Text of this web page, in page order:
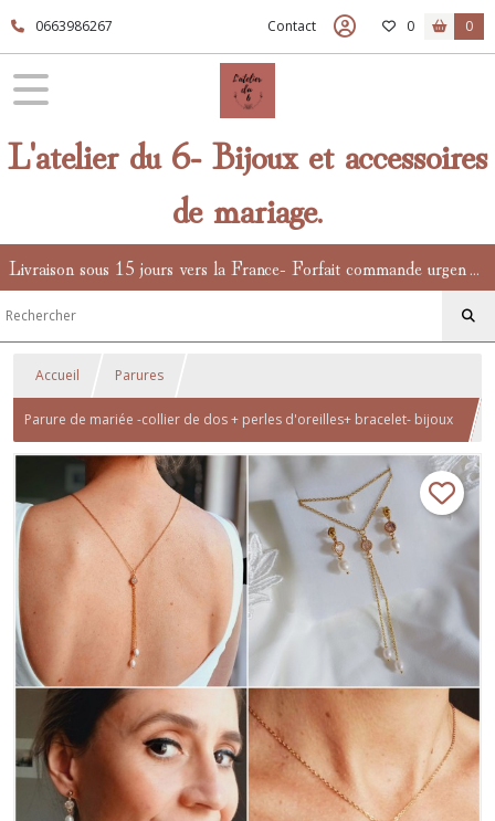
0663986267 Contact 0 0
L'atelier du 6- Bijoux et accessoires
de mariage.
Livraison sous 15 jours vers la France- Forfait commande urgente en supplément.
Accueil Parures
Parure de mariée -collier de dos + perles d'oreilles+ bracelet- bijoux
de mariage bohèmes. .